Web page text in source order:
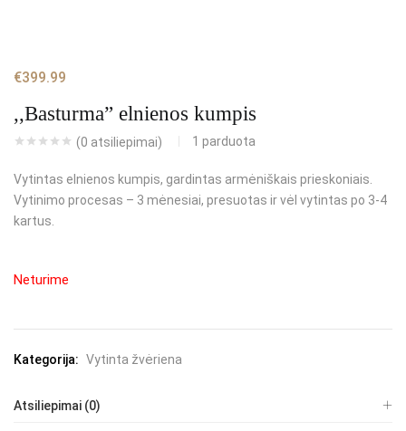
,,Basturma” elnienos kumpis
(0 atsiliepimai) 1 parduota
€399.99
Vytintas elnienos kumpis, gardintas armėniškais prieskoniais.
Vytinimo procesas – 3 mėnesiai, presuotas ir vėl vytintas po 3-4
kartus.
Neturime
Kategorija: Vytinta žvėriena
Atsiliepimai (0)